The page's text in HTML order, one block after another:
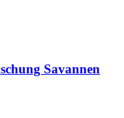
Savannen